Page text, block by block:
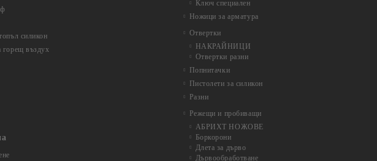
силикон
горещ въздух
Ключ специален
Ножици за арматура
Отвертки
НАКРАЙНИЦИ
Отвертки разни
Попнитачки
Пистолети за силикон
Разни
Режещи и пробиващи
АБРИХТ НОЖОВЕ
Боркорони
Длета за дърво
Дървообработване